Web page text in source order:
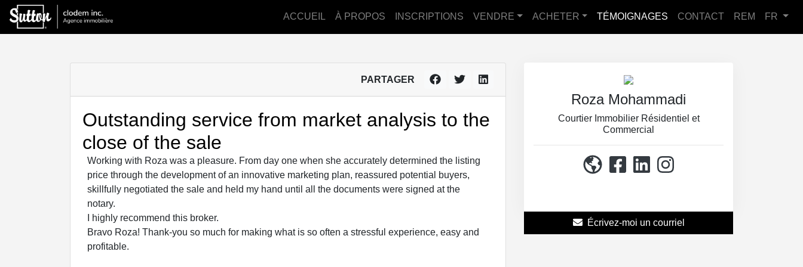
ACCUEIL À PROPOS INSCRIPTIONS VENDRE ACHETER TÉMOIGNAGES CONTACT REM FR
PARTAGER
Outstanding service from market analysis to the
close of the sale
Working with Roza was a pleasure. From day one when she accurately determined the listing
price through the development of an innovative marketing plan, reassured potential buyers,
skillfully negotiated the sale and held my hand until all the documents were signed at the
notary.
I highly recommend this broker.
Bravo Roza! Thank-you so much for making what is so often a stressful experience, easy and
profitable.
Roza Mohammadi
Courtier Immobilier Résidentiel et
Commercial
Écrivez-moi un courriel